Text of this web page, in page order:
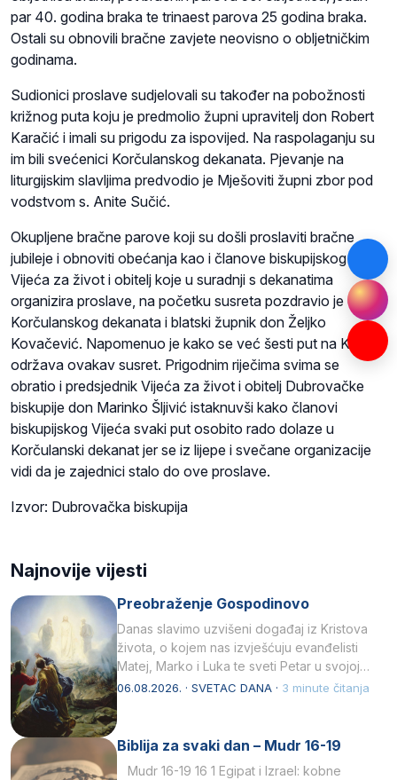
par 40. godina braka te trinaest parova 25 godina braka.
Ostali su obnovili bračne zavjete neovisno o obljetničkim
godinama.
Sudionici proslave sudjelovali su također na pobožnosti
križnog puta koju je predmolio župni upravitelj don Robert
Karačić i imali su prigodu za ispovijed. Na raspolaganju su
im bili svećenici Korčulanskog dekanata. Pjevanje na
liturgijskim slavljima predvodio je Mješoviti župni zbor pod
vodstvom s. Anite Sučić.
Okupljene bračne parove koji su došli proslaviti bračne
jubileje i obnoviti obećanja kao i članove biskupijskog
Vijeća za život i obitelj koje u suradnji s dekanatima
organizira proslave, na početku susreta pozdravio je dekan
Korčulanskog dekanata i blatski župnik don Željko
Kovačević. Napomenuo je kako se već šesti put na Korčuli
održava ovakav susret. Prigodnim riječima svima se
obratio i predsjednik Vijeća za život i obitelj Dubrovačke
biskupije don Marinko Šljivić istaknuvši kako članovi
biskupijskog Vijeća svaki put osobito rado dolaze u
Korčulanski dekanat jer se iz lijepe i svečane organizacije
vidi da je zajednici stalo do ove proslave.
Izvor: Dubrovačka biskupija
Najnovije vijesti
Preobraženje Gospodinovo
Danas slavimo uzvišeni događaj iz Kristova
života, o kojem nas izvješćuju evanđelisti
Matej, Marko i Luka te sveti Petar u svojoj
drugoj…
06.08.2026. · SVETAC DANA · 3 minute čitanja
Biblija za svaki dan – Mudr 16-19
Mudr 16-19 16 1 Egipat i Izrael: kobne